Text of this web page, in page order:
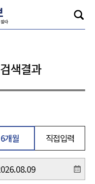
검색결과
6개월 직접입력